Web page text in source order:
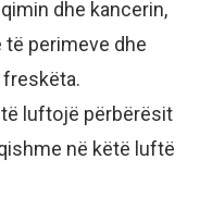
dhe kancerin,
perimeve dhe
luftojë​ përbërësit
në këtë luftë